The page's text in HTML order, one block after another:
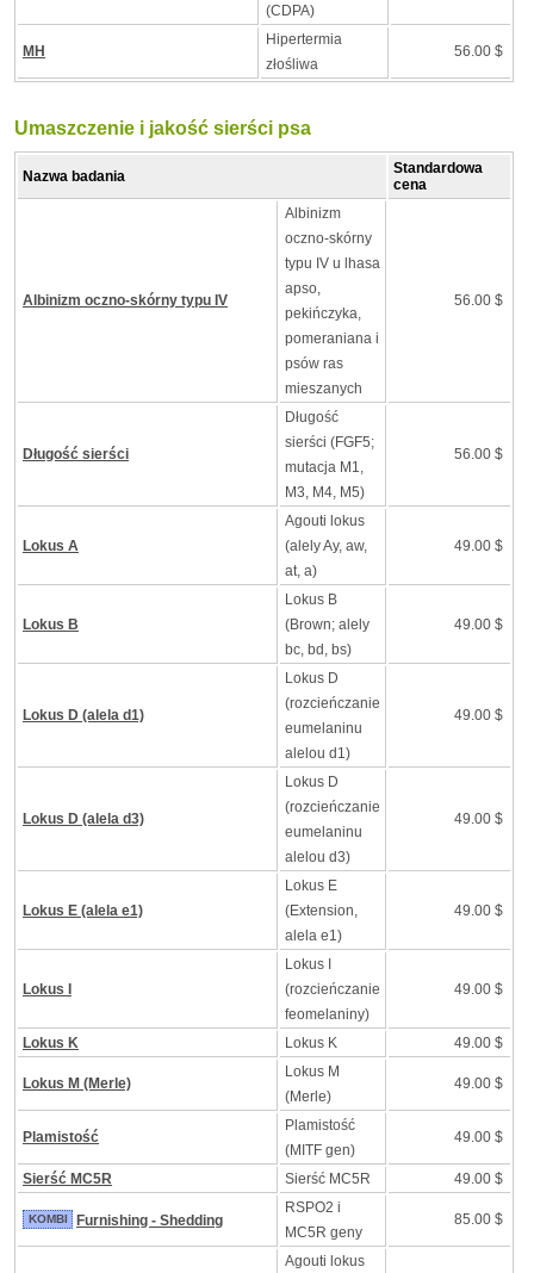
(CDPA)
MH
Hipertermia
złośliwa
56.00 $
Umaszczenie i jakość sierści psa
Nazwa badania
Standardowa
cena
Albinizm oczno-skórny typu IV
Albinizm
oczno-skórny
typu IV u lhasa
apso,
pekińczyka,
pomeraniana i
psów ras
mieszanych
56.00 $
Długość sierści
Długość
sierści (FGF5;
mutacja M1,
M3, M4, M5)
56.00 $
Lokus A
Agouti lokus
(alely Ay, aw,
at, a)
49.00 $
Lokus B
Lokus B
(Brown; alely
bc, bd, bs)
49.00 $
Lokus D (alela d1)
Lokus D
(rozcieńczanie
eumelaninu
alelou d1)
49.00 $
Lokus D (alela d3)
Lokus D
(rozcieńczanie
eumelaninu
alelou d3)
49.00 $
Lokus E (alela e1)
Lokus E
(Extension,
alela e1)
49.00 $
Lokus I
Lokus I
(rozcieńczanie
feomelaniny)
49.00 $
Lokus K Lokus K 49.00 $
Lokus M (Merle)
Lokus M
(Merle)
49.00 $
Plamistość
Plamistość
(MITF gen)
49.00 $
Sierść MC5R Sierść MC5R 49.00 $
KOMBI Furnishing - Shedding
RSPO2 i
MC5R geny
85.00 $
Agouti lokus